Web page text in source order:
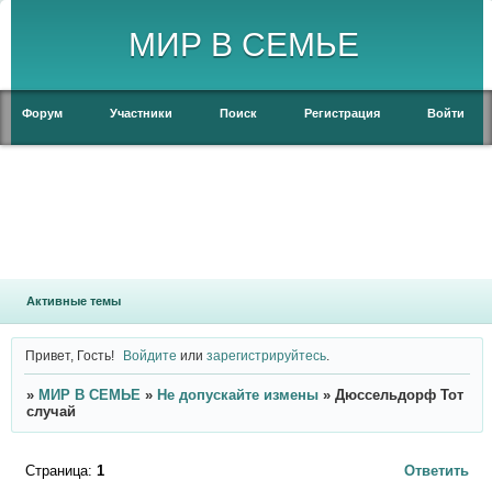
МИР В СЕМЬЕ
Форум Участники Поиск Регистрация Войти
Активные темы
Привет, Гость! Войдите илизарегистрируйтесь
» МИР В СЕМЬЕ » Не допускайте измены » Дюссельдорф Тот
случай
Страница: 1 Ответить